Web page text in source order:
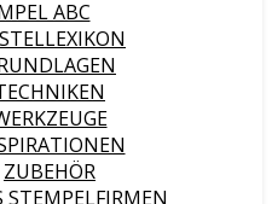
ABC
ZUBEHÖR
STEMPELFIRMEN